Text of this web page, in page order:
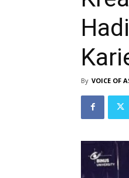
By VOICE OF